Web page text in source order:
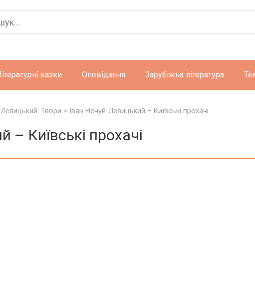
казки Оповідання Зарубіжна література
Левицький: Твори > Іван Нечуй-Левицький – Київські прохачі
– Київські прохачі